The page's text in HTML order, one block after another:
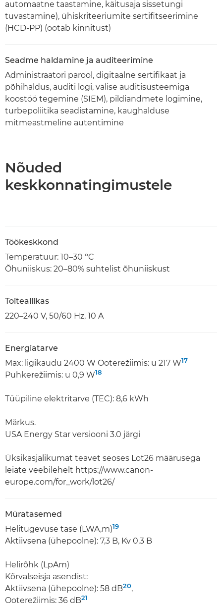
automaatne taastamine, käitusaja sissetungi
tuvastamine), ühiskriteeriumite sertifitseerimine
(HCD-PP) (ootab kinnitust)
Seadme haldamine ja auditeerimine
Administraatori parool, digitaalne sertifikaat ja
põhihaldus, auditi logi, välise auditisüsteemiga
koostöö tegemine (SIEM), pildiandmete logimine,
turbepoliitika seadistamine, kaughalduse
mitmeastmeline autentimine
Nõuded
keskkonnatingimustele
Töökeskkond
Temperatuur: 10–30 ºC
Õhuniiskus: 20–80% suhtelist õhuniiskust
Toiteallikas
220–240 V, 50/60 Hz, 10 A
Energiatarve
Max: ligikaudu 2400 W Ooterežiimis: u 217 W17
Puhkerežiimis: u 0,9 W18
Tüüpiline elektritarve (TEC): 8,6 kWh
Märkus.
USA Energy Star versiooni 3.0 järgi
Üksikasjalikumat teavet seoses Lot26 määrusega
leiate veebilehelt https://www.canon-
europe.com/for_work/lot26/
Müratasemed
Helitugevuse tase (LWA,m)19
Aktiivsena (ühepoolne): 7,3 B, Kv 0,3 B
Helirõhk (LpAm)
Kõrvalseisja asendist:
Aktiivsena (ühepoolne): 58 dB20,
Ooterežiimis: 36 dB21